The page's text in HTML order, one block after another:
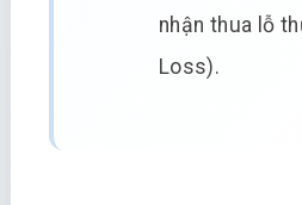
nhận thua lỗ
Loss).